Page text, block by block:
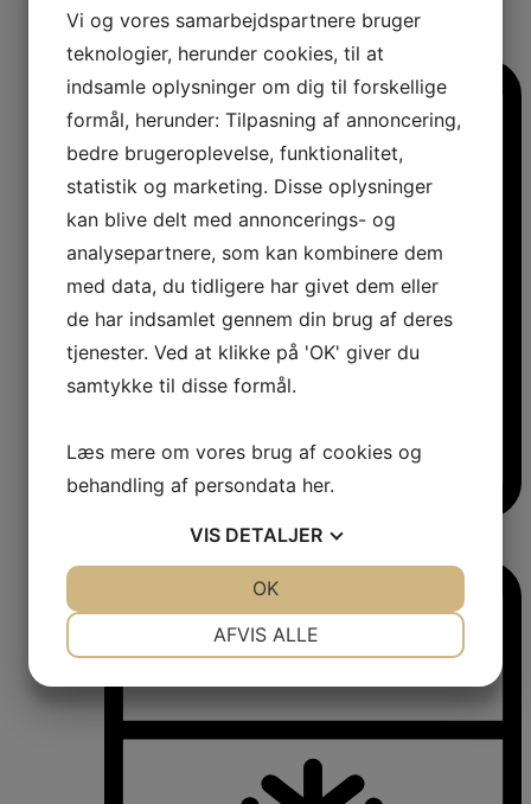
Integrerbare køle-/fryseskabe
Køleskabe med fryseboks
Amerikanerkøleskabe
Vinkøleskabe
Vi og vores samarbejdspartnere bruger
teknologier, herunder cookies, til at
indsamle oplysninger om dig til forskellige
formål, herunder: Tilpasning af annoncering,
bedre brugeroplevelse, funktionalitet,
statistik og marketing. Disse oplysninger
kan blive delt med annoncerings- og
analysepartnere, som kan kombinere dem
med data, du tidligere har givet dem eller
de har indsamlet gennem din brug af deres
tjenester. Ved at klikke på 'OK' giver du
samtykke til disse formål.
Læs mere om vores brug af cookies og
behandling af persondata her.
VIS DETALJER
AFVIS ALLE
OK